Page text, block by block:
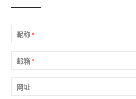
昵称*
邮箱*
网址